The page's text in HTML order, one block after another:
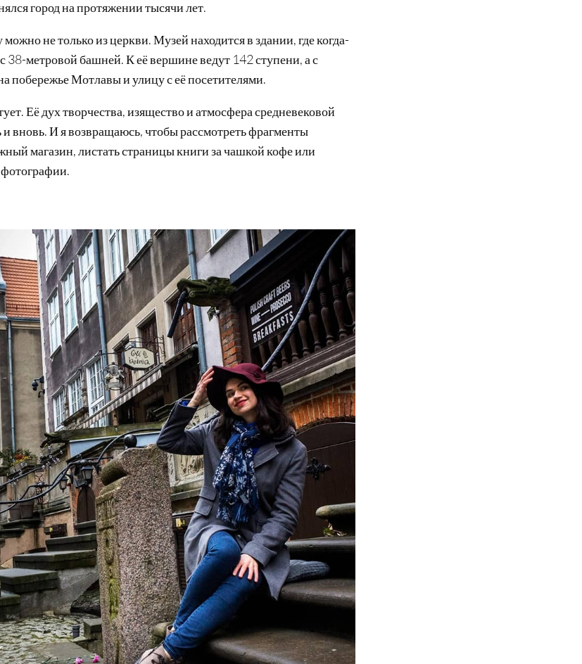
город на протяжении тысячи лет.
не только из церкви. Музей находится в здании, где когда-
38-метровой башней. К её вершине ведут 142 ступени, а с
побережье Мотлавы и улицу с её посетителями.
Её дух творчества, изящество и атмосфера средневековой
и вновь. И я возвращаюсь, чтобы рассмотреть фрагменты
магазин, листать страницы книги за чашкой кофе или